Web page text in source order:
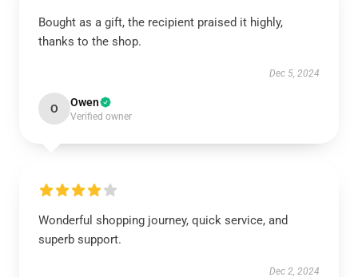
Bought as a gift, the recipient praised it highly,
thanks to the shop.
Dec 5, 2024
O Owen
Verified owner
Wonderful shopping journey, quick service, and
superb support.
Dec 2, 2024